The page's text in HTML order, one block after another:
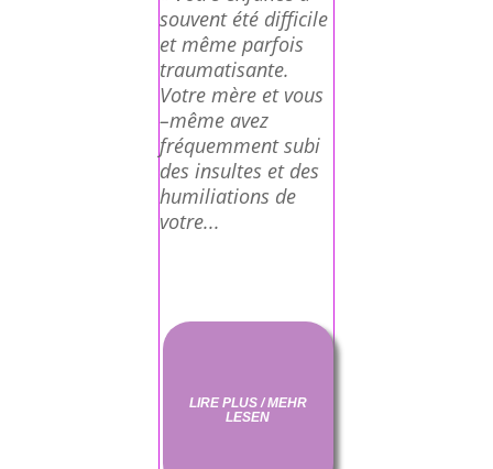
souvent été difficile
et même parfois
traumatisante.
Votre mère et vous
–même avez
fréquemment subi
des insultes et des
humiliations de
votre...
LIRE PLUS / MEHR
LESEN